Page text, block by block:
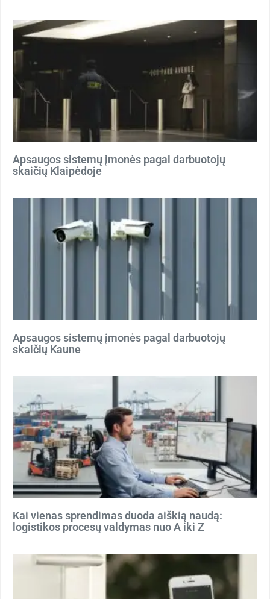
Apsaugos sistemų įmonės pagal darbuotojų
skaičių Klaipėdoje
Apsaugos sistemų įmonės pagal darbuotojų
skaičių Kaune
Kai vienas sprendimas duoda aiškią naudą:
logistikos procesų valdymas nuo A iki Z